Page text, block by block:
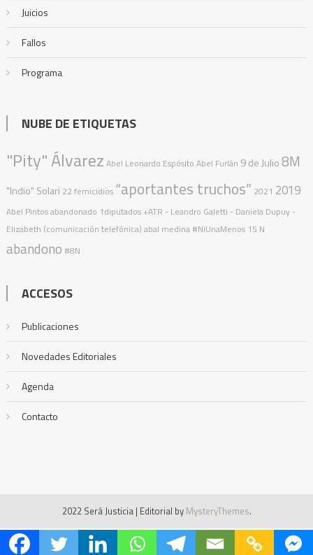
Juicios
Fallos
Programa
NUBE DE ETIQUETAS
"Pity" Álvarez Abel Leonardo Espósito Abel Furlán 9 de Julio8M
"Indio" Solari 22 femicidios “aportantes truchos” 2021 2019
Abel Pintosabandonado 1diputados +ATR - Leandro Galetti - Daniela Dupuy -
Elizabeth (comunicación telefónica) abal medina #NiUnaMenos 15 N
abandono #8N
ACCESOS
Publicaciones
Novedades Editoriales
Agenda
Contacto
2022 Será Justicia | Editorial by MysteryThemes.